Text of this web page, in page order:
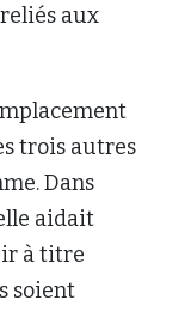
aux
trois autres
Dans
aidait
à titre
soient